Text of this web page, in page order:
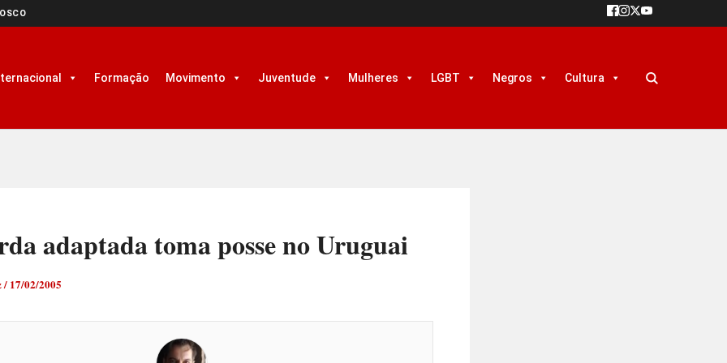
Formação Movimento Juventude Mulheres LGBT Negros Cultura
adaptada toma posse no Uruguai
/ 17/02/2005